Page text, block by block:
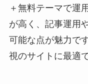
＋無料テーマで運
が高く、記事運用
可能な点が魅力で
視のサイトに最適で